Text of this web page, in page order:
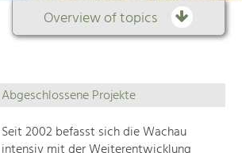
Overview of topics
Overview
of
Abgeschlossene Projekte
Seit 2002 befasst sich die Wachau